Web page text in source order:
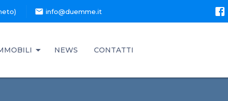
mail info@duemme.it
NEWS CONTATTI